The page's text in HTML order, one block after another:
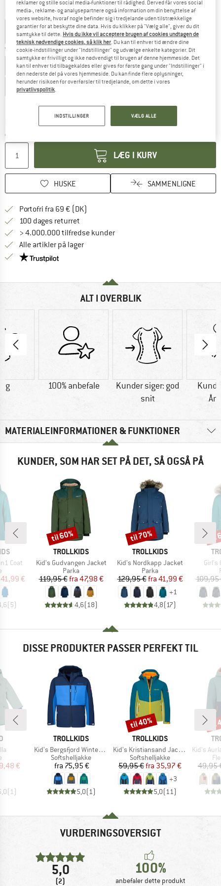
Farve:Navy
Vælg en størrelse:
EU98 EU104 EU110 EU116 EU122 EU128
EU140 EU152 EU164 EU176
Antal:
LÆG I KURV
HUSKE SAMMENLIGNE
Portofri fra 69 € (DK)
100 dages returret
> 4.000.000 tilfredse kunder
Alle artikler på lager
Vi er Trustpilot-certificeret - oplysningerne får du
ALT I OVERBLIK
g 100% anbefale
Kunder siger: god
snit
MATERIALEINFORMATIONER & FUNKTIONER
KUNDER, SOM HAR SET PÅ DET, SÅ OGSÅ PÅ
Coat
pris
41,99 €
( 5)
MÆRKE
TROLLKIDS
Artikel
Kid's Gudvangen Jacket
Produktgruppe
Parka
Pris
119,95 € Nedsat pris
fra 47,98 €
4,6( 18)
Rabat
til 60%
MÆRKE
TROLLKIDS
Artikel
Kid's Nordkapp Jacket
Produktgruppe
Parka
Pris
129,95 € Nedsat pris
fra 41,99 €
+1
4,8( 17)
Rabat
til 70%
Artikel
Girl's
109,95
DISSE PRODUKTER PASSER PERFEKT TIL
pris
€
(1 )
MÆRKE
TROLLKIDS
Artikel
Kid's Bergsfjord Winter Softshell Jacket
Produktgruppe
Softshelljakke
Pris
fra 75,95 €
5,0(1 )
MÆRKE
TROLLKIDS
Artikel
Kid's Kristiansand Jacket
Produktgruppe
Softshelljakke
Pris
59,95 € Nedsat pris
fra 35,97 €
+3
5,0(11 )
Rabat
til 40%
Artikel
Kid's
49,95
VURDERINGSOVERSIGT
5,0
(2)
100%
anbefaler dette produkt
reklamer og stille social media-funktioner til rådighed. Derved får vores social
media-, reklame- og analysepartnere også information om din benyttelse af
vores website, hvoraf nogle befinder sig i tredjelande uden tilstrækkelige
garantier for at beskytte dine data. Hvis du klikker på "Vælg alle", giver du dit
samtykke til dette. Hvis du ikke vil acceptere brugen af cookies undtagen de
teknisk nødvendige cookies, så klik her . Du kan til enhver tid ændre dine
cookie-indstillinger under "Indstillinger" og udvælge enkelte kategorier. Dit
samtykke er frivilligt og ikke nødvendigt til brugen af denne hjemmeside. Det
kan til enhver tid tilbagekaldes eller gives for første gang under "Indstillinger" i
den nederste del på vores hjemmeside. Du kan finde flere oplysninger,
herunder risikoen for overførsler til tredjelande, om dette i vores
privatlivspolitik
INDSTILLINGER VÆLG ALLE